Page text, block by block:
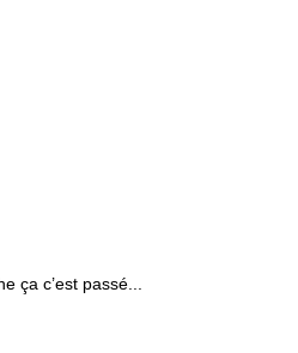
ça c’est passé...